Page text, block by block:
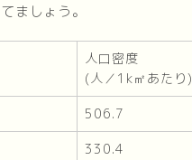
ましょう。
人口密度
(人／1k㎡あたり)
506.7
330.4